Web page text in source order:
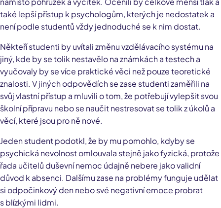
také lepší přístup k psychologům, kterých je nedostatek a
není podle studentů vždy jednoduché se k nim dostat.
Někteří studenti by uvítali změnu vzdělávacího systému na
jiný, kde by se tolik nestavělo na známkách a testech a
vyučovaly by se více praktické věci než pouze teoretické
znalosti. V jiných odpovědích se zase studenti zaměřili na
svůj vlastní přístup a mluvili o tom, že potřebují vylepšit svou
školní přípravu nebo se naučit nestresovat se tolik z úkolů a
věcí, které jsou pro ně nové.
Jeden student podotkl, že by mu pomohlo, kdyby se
psychická nevolnost omlouvala stejně jako fyzická, protože
řada učitelů duševní nemoc údajně nebere jako validní
důvod k absenci. Dalšímu zase na problémy funguje udělat
si odpočinkový den nebo své negativní emoce probrat
s blízkými lidmi.